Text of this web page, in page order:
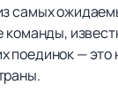
самых
команды,
поединок —